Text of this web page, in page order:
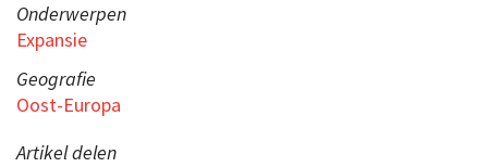
Onderwerpen
Expansie
Geografie
Oost-Europa
Artikel delen